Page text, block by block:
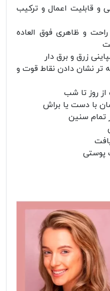
قابلیت اعمال و ترکیب
و ظاهری فوق العاده
زرق و برق دار
نشان دادن نقاط قوت و
روز تا شب
با دست یا براش
تمام سنین
پوستی